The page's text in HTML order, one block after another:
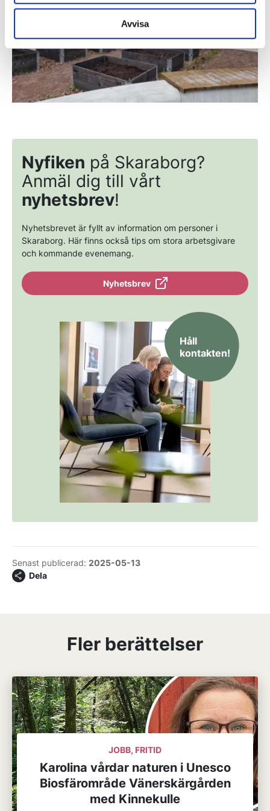
Avvisa
Nyfiken på Skaraborg?
Anmäl dig till vårt
nyhetsbrev!
Nyhetsbrevet är fyllt av information om personer i
Skaraborg. Här finns också tips om stora arbetsgivare
och kommande evenemang.
Nyhetsbrev
Håll
kontakten!
Senast publicerad: 2025-05-13
Dela
Fler berättelser
JOBB, FRITID
Karolina vårdar naturen i Unesco
Biosfärområde Vänerskärgården
med Kinnekulle